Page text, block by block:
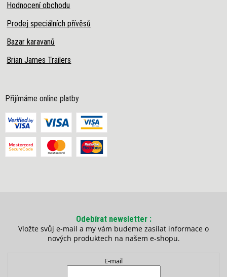
Hodnocení obchodu
Prodej speciálních přívěsů
Bazar karavanů
Brian James Trailers
Přijímáme online platby
Odebírat newsletter
Vložte svůj e-mail a my vám budeme zasílat informace o
nových produktech na našem e-shopu.
E-mail